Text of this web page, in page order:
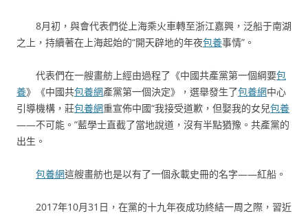
8月初，與會代表們從上海乘火車轉至浙江嘉興，泛船于南湖
之上，持續著在上海起始的“開天辟地的年夜包養事情”。
代表們在一艘畫舫上經由過程了《中國共產黨第一個綱要包
養》《中國共包養網產黨第一個決定》，選舉發生了包養網中心
引導機構，莊包養網重宣佈中國“我接受道歉，但娶我的女兒包養
——不可能。”藍學士直截了當地說道，沒有半點猶豫。共產黨的
出生。
包養網這艘畫舫也是以有了一個永載史冊的名字——紅船。
2017年10月31日，在黨的十九年夜成功終結一周之際，習近